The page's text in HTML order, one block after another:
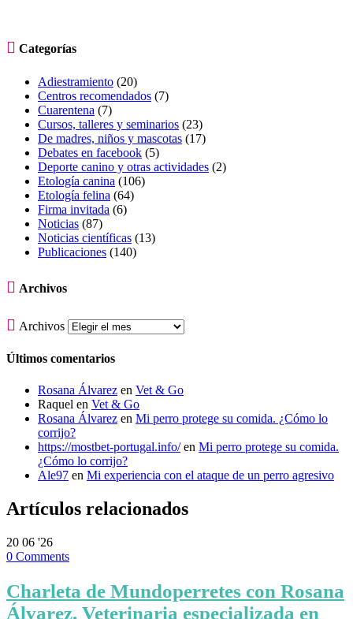
 Categorías
Adiestramiento (20)
Centros recomendados (7)
Cuarentena (7)
Cursos, talleres y seminarios (23)
De madres, niños y mascotas (17)
Debates en facebook (5)
Deporte canino y otras actividades (2)
Etología canina (106)
Etología felina (64)
Firma invitada (6)
Noticias (87)
Noticias científicas (13)
Publicaciones (140)
 Archivos
 Archivos
Últimos comentarios
Rosana Álvarez en Vet & Go
Raquel en Vet & Go
Rosana Álvarez en Mi perro protege su comida. ¿Cómo lo
corrijo?
https://mostbet-portugal.info/en Mi perro protege su comida.
¿Cómo lo corrijo?
Ale97 en Mi experiencia con el ataque de un perro agresivo
Artículos relacionados
20 06 '26
0 Comments
Charleta de Mundoperretes con Rosana
Álvarez. Veterinaria especializada en